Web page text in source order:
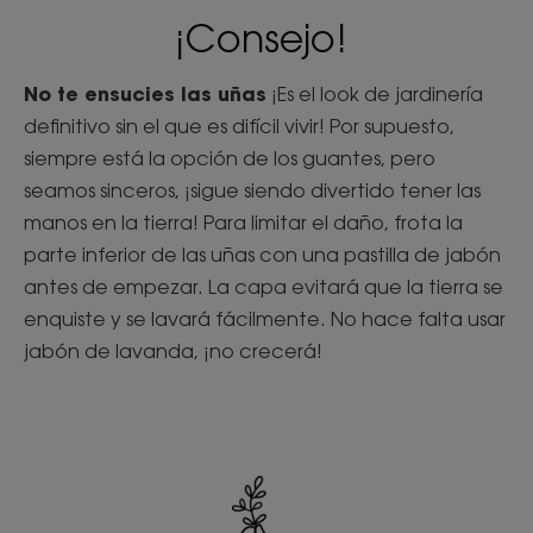
¡Consejo!
No te ensucies las uñas ¡Es el look de jardinería
definitivo sin el que es difícil vivir! Por supuesto,
siempre está la opción de los guantes, pero
seamos sinceros, ¡sigue siendo divertido tener las
manos en la tierra! Para limitar el daño, frota la
parte inferior de las uñas con una pastilla de jabón
antes de empezar. La capa evitará que la tierra se
enquiste y se lavará fácilmente. No hace falta usar
jabón de lavanda, ¡no crecerá!